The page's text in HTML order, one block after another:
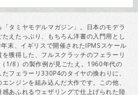
タミヤモデルマガジン」。日本のモデラ
えたっぷり、もちろん洋書の入門用とし
末、イギリスで開催されたIPMSスケール
獲得した、フルスクラッチのフェラーリ
1/8）の製作例が見ごたえ。1960年代の
フェラーリ330P4のタイヤの換わりに、
ンジンを組み込んだ大作です。この他、
あふれるウェザリングで仕上げられた陸